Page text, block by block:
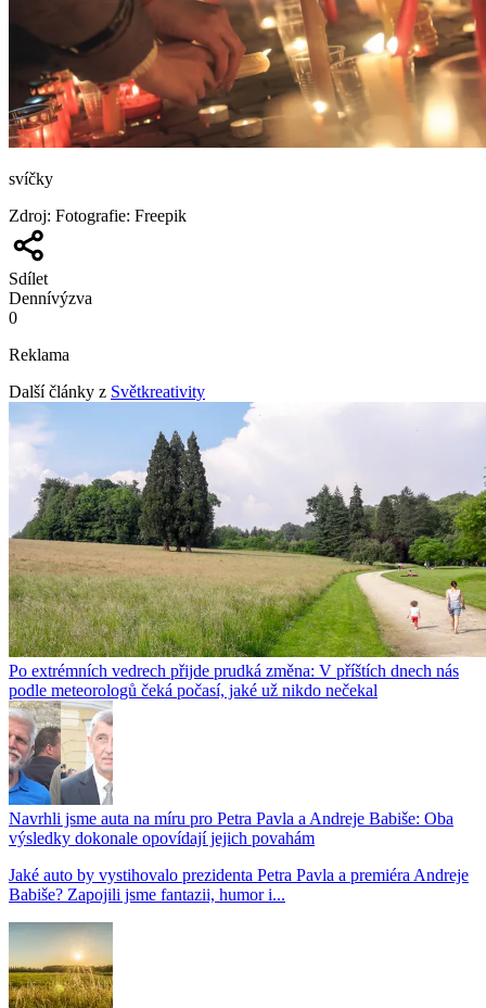
svíčky
Zdroj: Fotografie: Freepik
Sdílet
Dennívýzva
0
Reklama
Další články z Světkreativity
Po extrémních vedrech přijde prudká změna: V příštích dnech nás
podle meteorologů čeká počasí, jaké už nikdo nečekal
Navrhli jsme auta na míru pro Petra Pavla a Andreje Babiše: Oba
výsledky dokonale opovídají jejich povahám
Jaké auto by vystihovalo prezidenta Petra Pavla a premiéra Andreje
Babiše? Zapojili jsme fantazii, humor i...